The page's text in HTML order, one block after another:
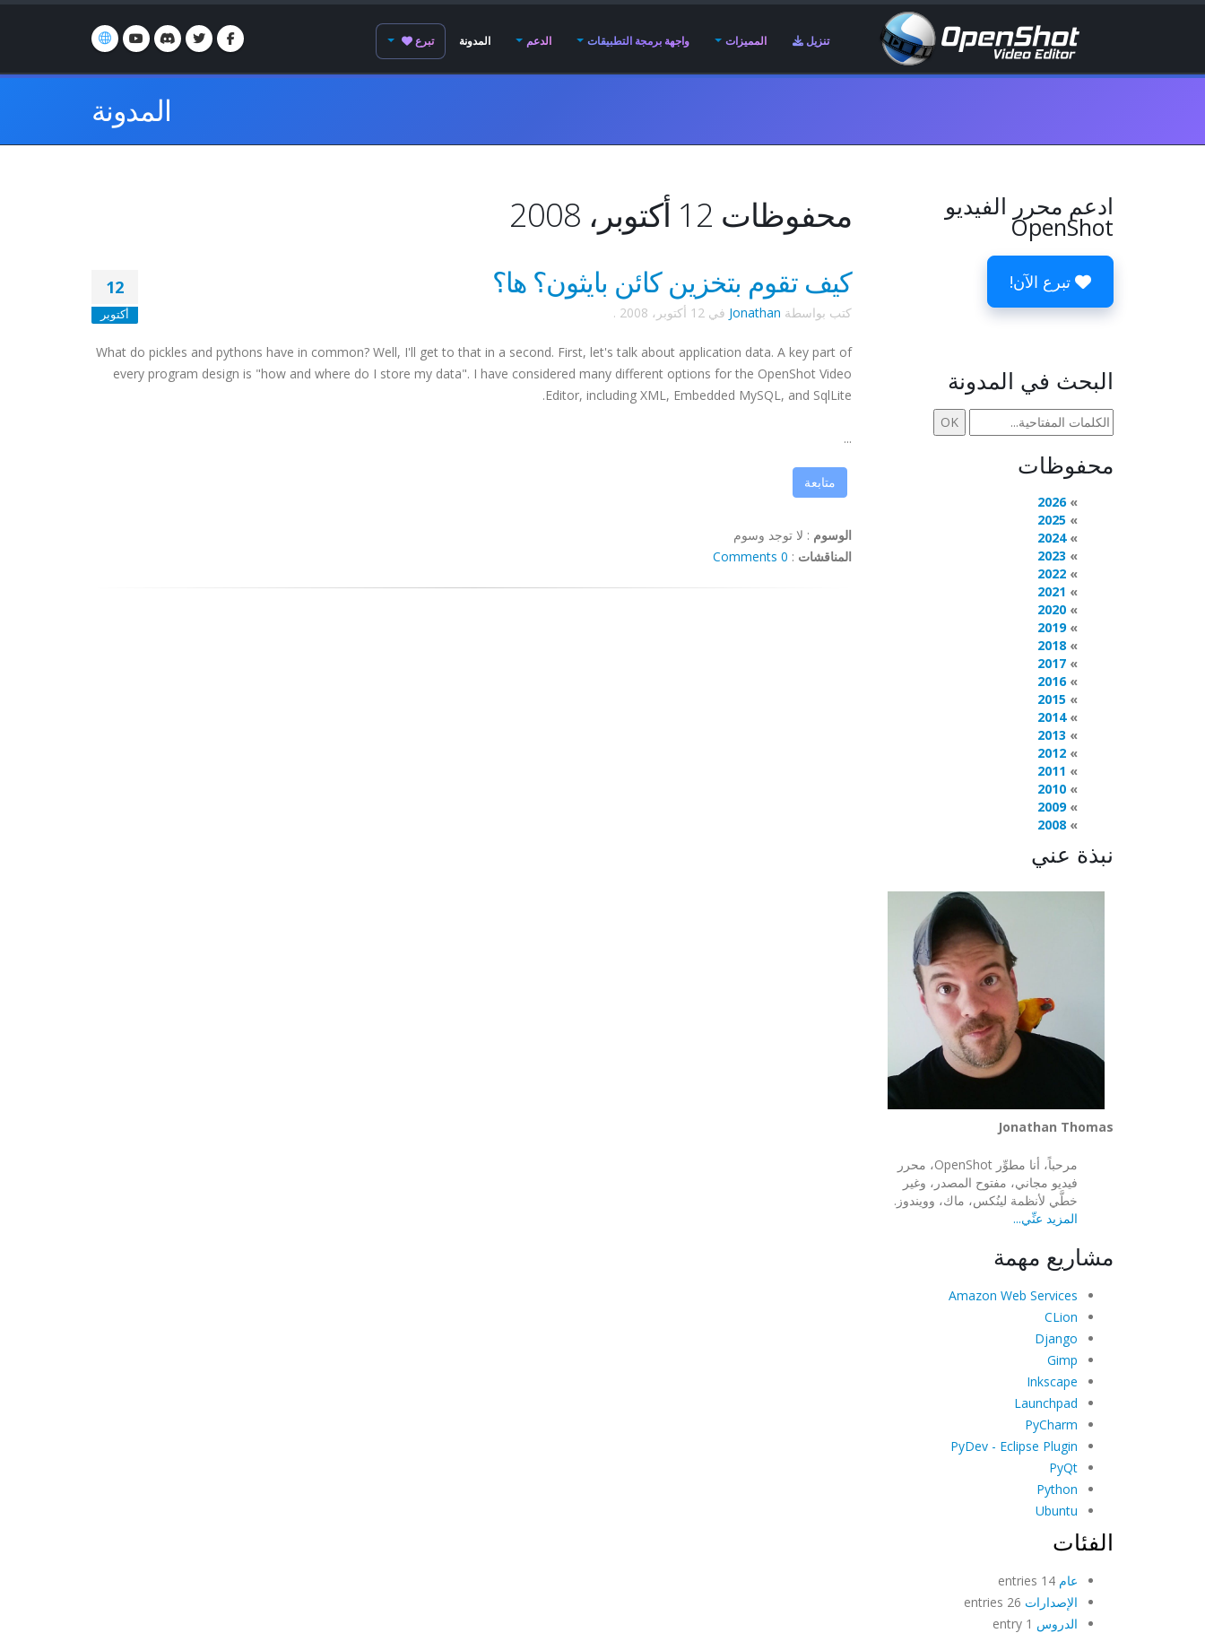
تنزيل المميزات واجهة برمجة التطبيقات الدعم المدونة تبرع
المدونة
محفوظات 12 أكتوبر، 2008
12
أكتوبر
كيف تقوم بتخزين كائن بايثون؟ ها؟
كتب بواسطة Jonathan في12 أكتوبر، 2008 .
What do pickles and pythons have in common? Well, I'll get to that in a second. First, let's talk about application data. A key part of
every program design is "how and where do I store my data". I have considered many different options for the OpenShot Video
Editor, including XML, Embedded MySQL, and SqlLite.
...
متابعة
الوسوم : لا توجد وسوم
المناقشات :
0 Comments
ادعم محرر الفيديو
OpenShot
تبرع الآن!
البحث في المدونة
محفوظات
2026
2025
2024
2023
2022
2021
2020
2019
2018
2017
2016
2015
2014
2013
2012
2011
2010
2009
2008
نبذة عني
Jonathan Thomas
مرحباً، أنا مطوِّر OpenShot، محرر
فيديو مجاني، مفتوح المصدر، وغير
خطَّي لأنظمة لينُكس، ماك، وويندوز.
المزيد عنِّي...
مشاريع مهمة
Amazon Web Services
CLion
Django
Gimp
Inkscape
Launchpad
PyCharm
PyDev - Eclipse Plugin
PyQt
Python
Ubuntu
الفئات
عام
الإصدارات
الدروس